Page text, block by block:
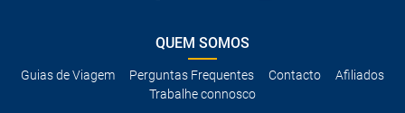
QUEM SOMOS
Guias de Viagem Perguntas Frequentes Contacto
Afiliados
Trabalhe connosco